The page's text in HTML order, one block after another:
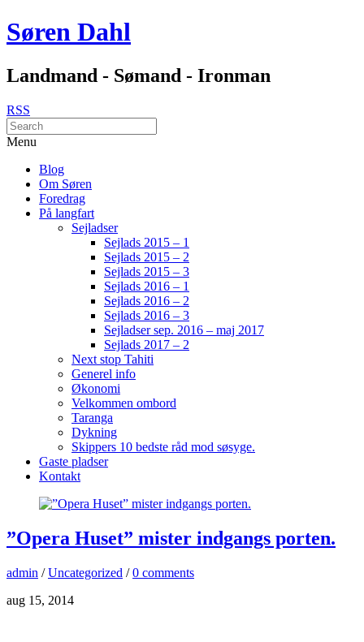
Søren Dahl
Landmand - Sømand - Ironman
RSS
Menu
Blog
Om Søren
Foredrag
På langfart
Sejladser
Sejlads 2015 – 1
Sejlads 2015 – 2
Sejlads 2015 – 3
Sejlads 2016 – 1
Sejlads 2016 – 2
Sejlads 2016 – 3
Sejladser sep. 2016 – maj 2017
Sejlads 2017 – 2
Next stop Tahiti
Generel info
Økonomi
Velkommen ombord
Taranga
Dykning
Skippers 10 bedste råd mod søsyge.
Gaste pladser
Kontakt
”Opera Huset” mister indgangs porten.
admin / Uncategorized / 0 comments
aug 15, 2014